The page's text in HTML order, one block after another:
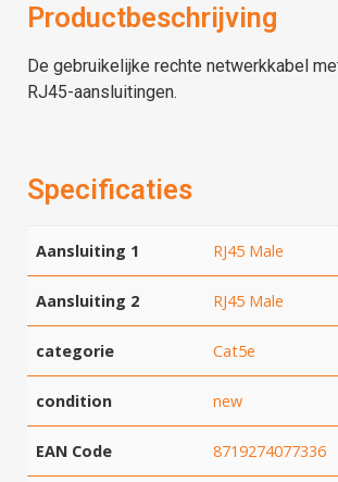
Productbeschrijving
De gebruikelijke rechte netwerkkabel
RJ45-aansluitingen.
Specificaties
Aansluiting 1 RJ45 Male
Aansluiting 2 RJ45 Male
categorie Cat5e
condition new
EAN Code 8719274077336